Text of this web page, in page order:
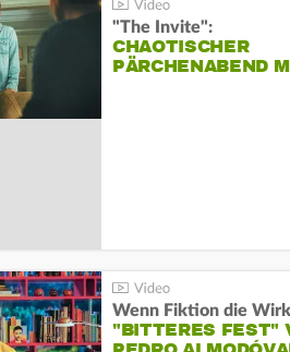
"The Invite":
CHAOTISCHER
PÄRCHENABEND
"BITTERES FEST"